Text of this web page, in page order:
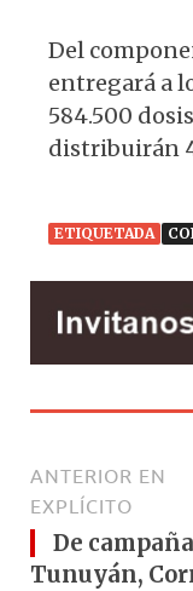
Del
entregará a
584.500
distribuirán
ETIQUETADA
ANTERIOR EN
EXPLÍCITO
De
Tunuyán,